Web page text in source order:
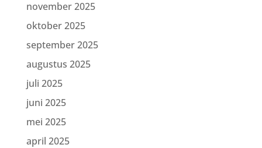
november 2025
oktober 2025
september 2025
augustus 2025
juli 2025
juni 2025
mei 2025
april 2025